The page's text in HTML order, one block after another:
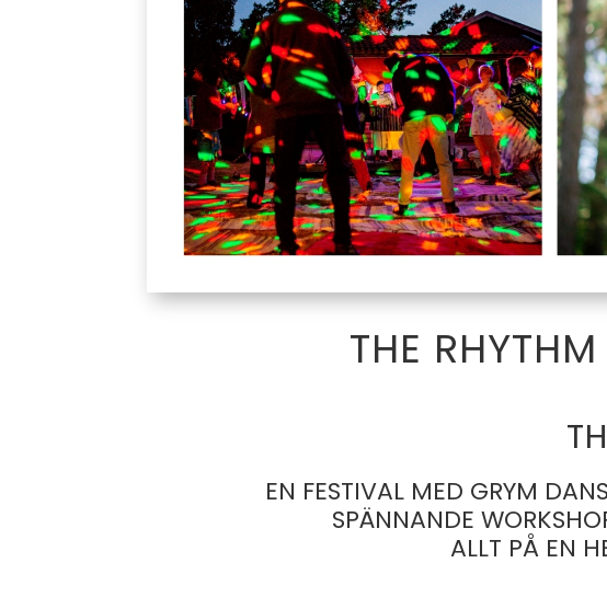
THE
EN FESTIVAL MED GRYM
SPÄNNANDE
ALLT PÅ EN